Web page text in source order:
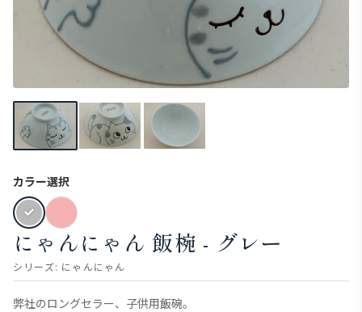
カラー選択
にゃんにゃん 飯椀 - グレー
シリーズ: にゃんにゃん
弊社のロングセラー、子供用飯碗。